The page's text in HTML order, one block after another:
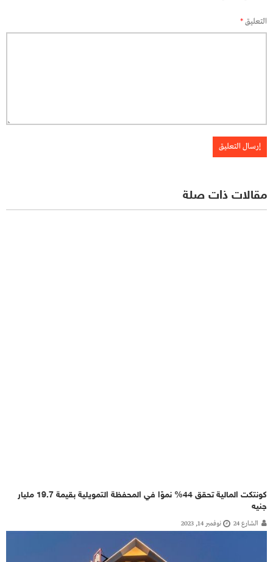
التعليق*
مقالات ذات صلة
كونتكت المالية تحقق 44% نموًا في المحفظة التمويلية بقيمة 19.7 مليار
جنيه
الشارع 24 نوفمبر 14, 2023